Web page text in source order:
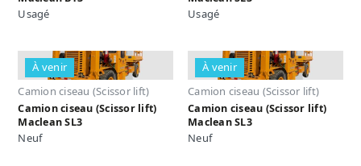
Usagé
Usagé
À venir
Camion ciseau (Scissor lift)
Camion ciseau (Scissor lift)
Maclean SL3
Neuf
À venir
Camion ciseau (Scissor lift)
Camion ciseau (Scissor lift)
Maclean SL3
Neuf